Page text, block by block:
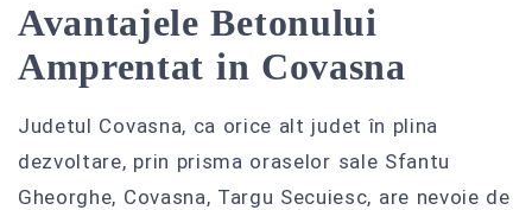
Avantajele Betonului
Amprentat in Covasna
Judetul Covasna, ca orice alt judet în plina
dezvoltare, prin prisma oraselor sale Sfantu
Gheorghe, Covasna, Targu Secuiesc, are nevoie de